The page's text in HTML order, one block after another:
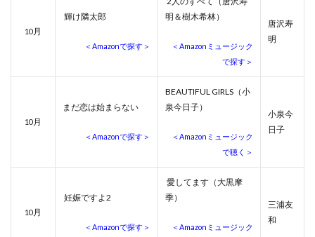
10月
輝け隣太郎
＜Amazonで探す＞
明＆樹木希林）
＜Amazonミュージック
で探す＞
唐沢寿
明
10月
まだ恋は始まらない
＜Amazonで探す＞
BEAUTIFUL GIRLS（小
泉今日子）
＜Amazonミュージック
で聴く＞
小泉今
日子
10月
妊娠ですよ2
＜Amazonで探す＞
愛してます（大黒摩
季）
＜Amazonミュージック
三浦友
和